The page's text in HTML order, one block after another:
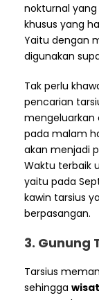
nokturnal
khusus yang
Yaitu dengan
digunakan
Tak perlu
pencarian
mengeluarkan
pada malam
akan menjadi
Waktu terbaik
yaitu pada
kawin tarsius
berpasangan.
3. Gunung
Tarsius
sehingga